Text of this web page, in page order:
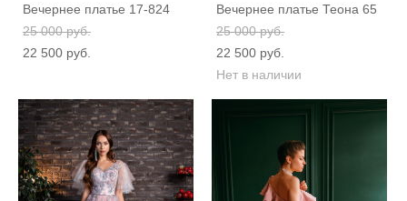
Вечернее платье 17-824
25 000 pуб.
22 500 pуб.
Вечернее платье Теона 65
25 000 pуб.
22 500 pуб.
Нет в наличии